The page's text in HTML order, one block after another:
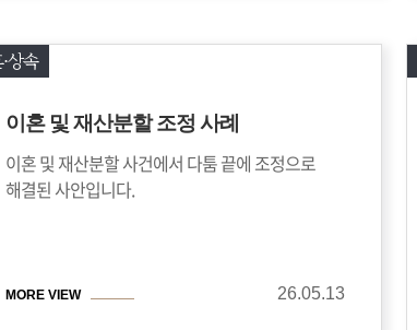
상속
이혼 및 재산분할 조정 사례
이혼 및 재산분할 사건에서 다툼 끝에 조정으로
해결된 사안입니다.
MORE VIEW 26.05.13